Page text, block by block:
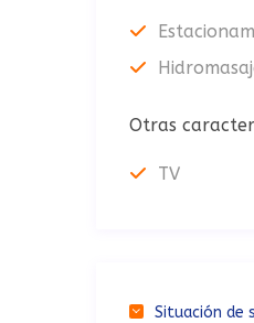
Otras
TV
Situación de